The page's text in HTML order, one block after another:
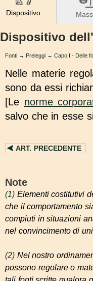
Dispositivo
Dispositivo
Fonti → Preleggi → Capo I - Delle
Nelle materie
sono da essi
[Le norme
salvo che in esse
ART. PRECEDENTE
Note
(1) Elementi costitutivi
che il comportamento
compiuti in situazioni
nel convincimento di
(2) Nel nostro
possono regolare o